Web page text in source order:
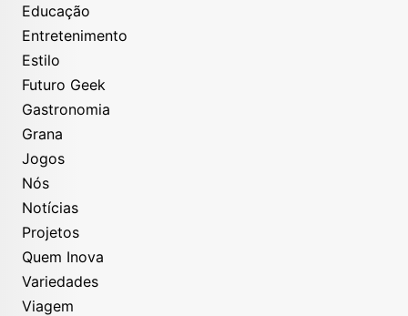
Educação
Entretenimento
Estilo
Futuro Geek
Gastronomia
Grana
Jogos
Nós
Notícias
Projetos
Quem Inova
Variedades
Viagem